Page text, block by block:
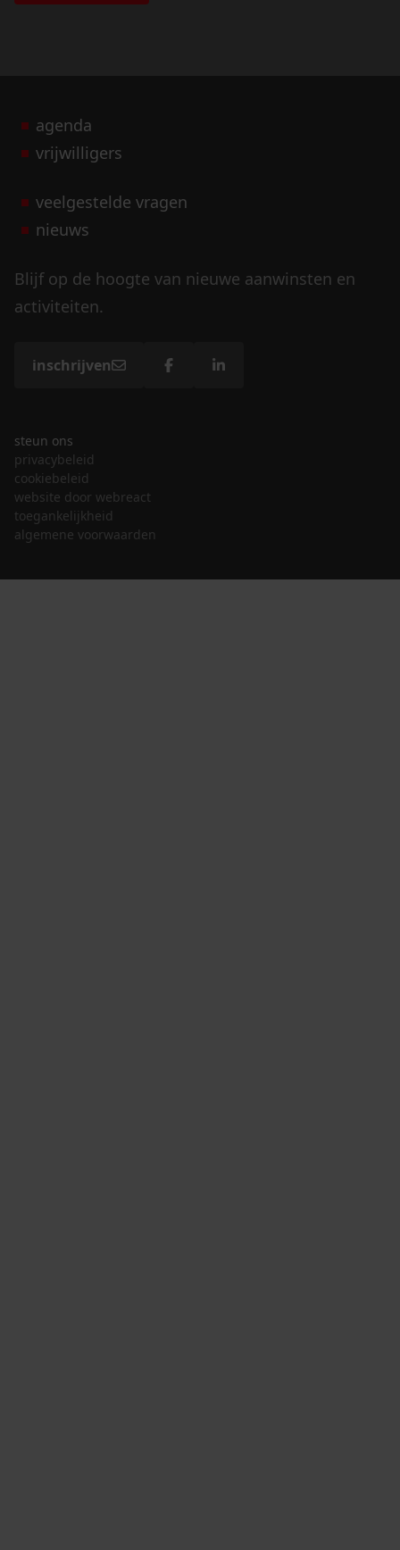
agenda
vrijwilligers
veelgestelde vragen
nieuws
Blijf op de hoogte van nieuwe aanwinsten en
activiteiten.
inschrijven
steun ons
privacybeleid
cookiebeleid
website door webreact
toegankelijkheid
algemene voorwaarden